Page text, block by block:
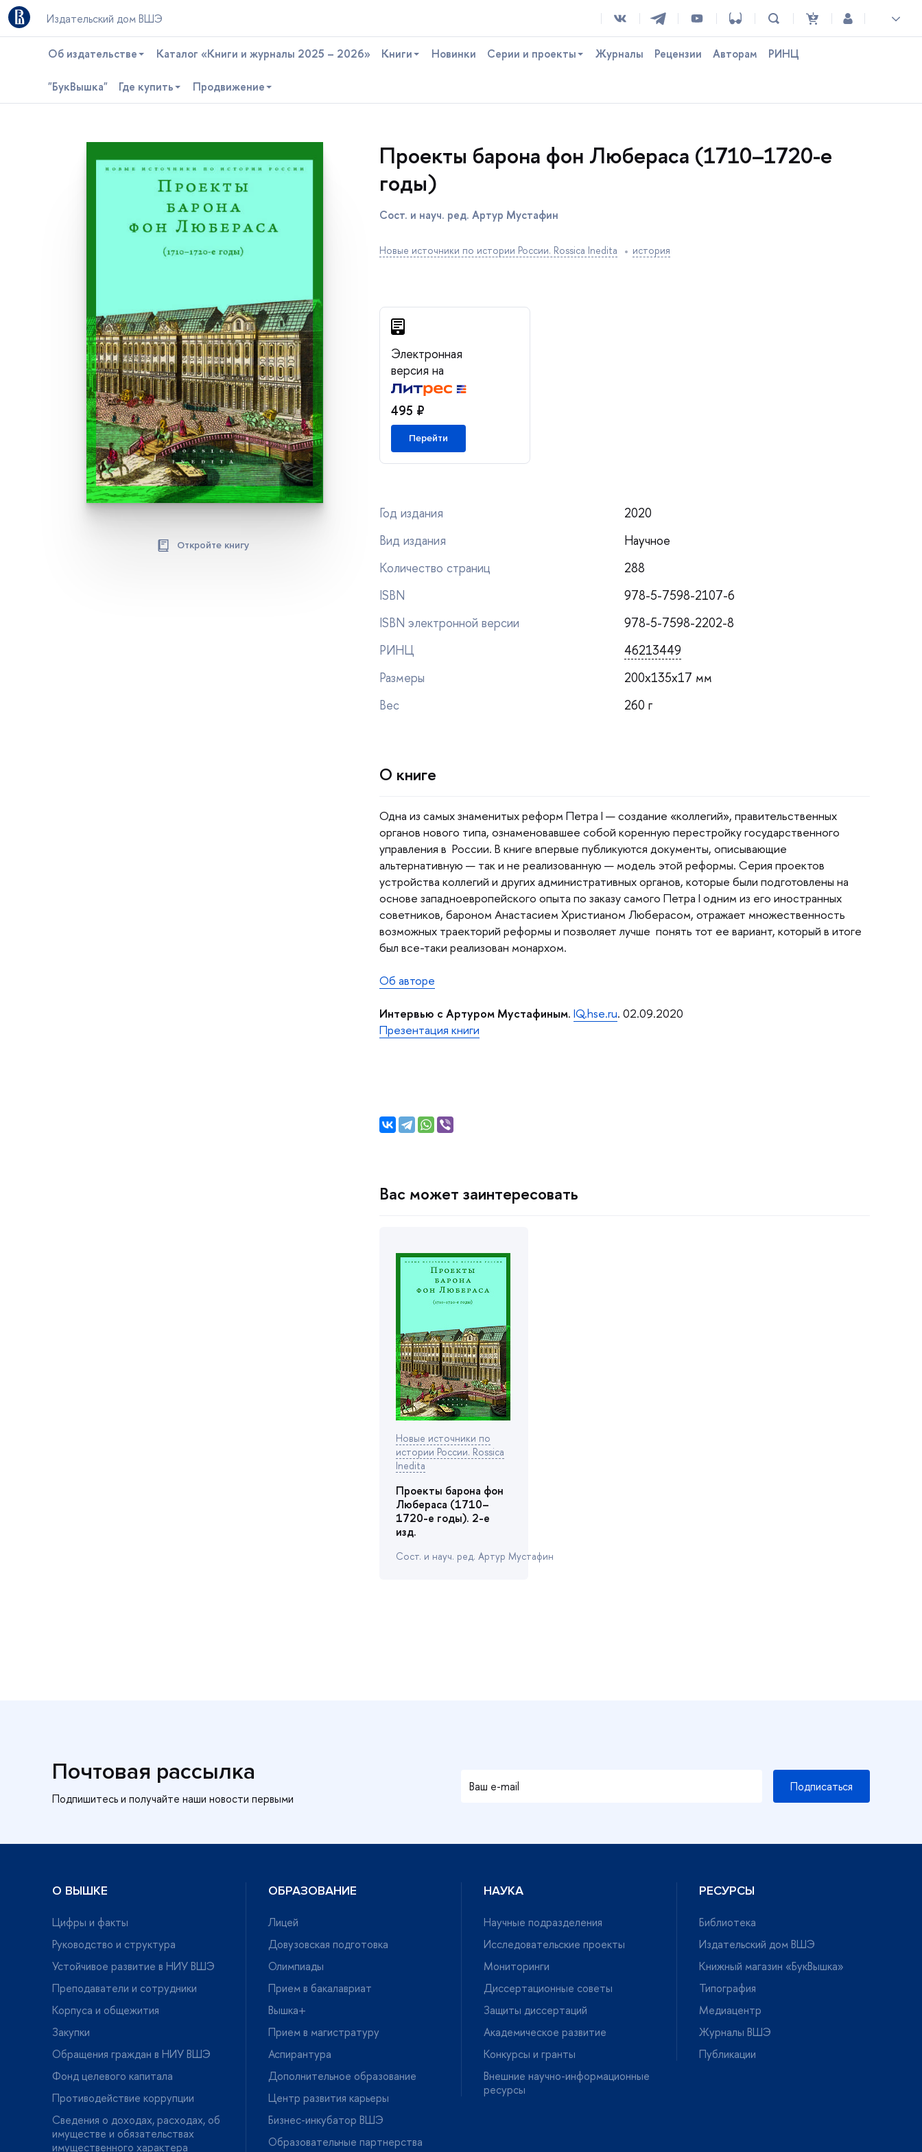
Издательский дом ВШЭ
Об издательстве Каталог «Книги и журналы 2025 – 2026» Книги Новинки Серии и проекты Журналы Рецензии Авторам РИНЦ
"БукВышка" Где купить Продвижение
Откройте книгу
Проекты барона фон Любераса (1710–1720-е
оды)
Сост. и науч. ред. Артур Мустафин
Новые источники по истории России. Rossica Inedita история
Электронная
ерсия на
495 ₽
Перейти
Год издания
2020
ид издания
Научное
Количество страниц
288
ISBN
978-5-7598-2107-6
ISBN электронной версии
978-5-7598-2202-8
РИНЦ
46213449
Размеры
200x135x17 мм
ес
260
О книге
Одна из самых знаменитых реформ Петра I — создание «коллегий», правительственных
органов нового типа, ознаменовавшее собой коренную перестройку государственного
управления в России. В книге впервые публикуются документы, описывающие
альтернативную — так и не реализованную — модель этой реформы. Серия проекто
устройства коллегий и других административных органов, которые были подготовлены на
основе западноевропейского опыта по заказу самого Петра I одним из его иностранных
советников, бароном Анастасием Христианом Люберасом, отражает множественность
озможных траекторий реформы и позволяет лучше понять тот ее вариант, который в итоге
ыл все-таки реализован монархом.
Об авторе
Интервью с Артуром Мустафиным. IQ.hse.ru. 02.09.2020
Презентация книги
ас может заинтересовать
Новые источники по
истории России. Rossica
Inedita
Проекты барона фон
Любераса (1710–
1720-е годы). 2-е
изд.
Сост. и науч. ред. Артур Мустафин
Почтовая рассылка
Подписаться
О ВЫШКЕ
Цифры и факты
Руководство и структура
Устойчивое развитие в НИУ ВШЭ
Преподаватели и сотрудники
Корпуса и общежития
Закупки
Обращения граждан в НИУ ВШЭ
Фонд целевого капитала
Противодействие коррупции
Сведения о доходах, расходах, о
имуществе и обязательствах
имущественного характера
ОБРАЗОВАНИЕ
Лицей
Довузовская подготовка
Олимпиады
Прием в бакалавриат
ышка+
Прием в магистратуру
Аспирантура
Дополнительное образование
Центр развития карьеры
Бизнес-инкубатор ВШЭ
Образовательные партнерства
НАУКА
Научные подразделения
Исследовательские проекты
Мониторинги
Диссертационные советы
Защиты диссертаций
Академическое развитие
Конкурсы и гранты
нешние научно-информационные
ресурсы
РЕСУРСЫ
Библиотека
Издательский дом ВШЭ
Книжный магазин «БукВышка»
Типография
Медиацентр
Журналы ВШЭ
Публикации